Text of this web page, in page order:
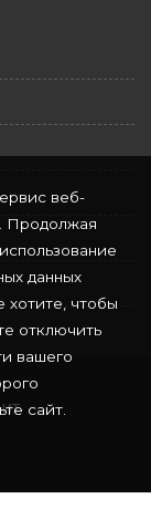
веб-
Продолжая
данных
хотите, чтобы
отключить
вашего
сайт.